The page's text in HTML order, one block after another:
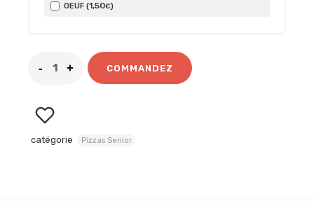
OEUF (1,50€)
COMMANDEZ
catégorie Pizzas Senior